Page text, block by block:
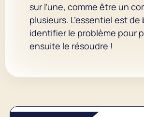
sur l’une, comme être un
plusieurs. L’essentiel est de
identifier le problème pour
ensuite le résoudre !